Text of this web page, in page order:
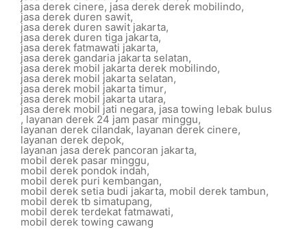
jasa derek cinere, jasa derek derek mobilindo,
jasa derek duren sawit,
jasa derek duren sawit jakarta,
jasa derek duren tiga jakarta,
jasa derek fatmawati jakarta,
jasa derek gandaria jakarta selatan,
jasa derek mobil jakarta derek mobilindo,
jasa derek mobil jakarta selatan,
jasa derek mobil jakarta timur,
jasa derek mobil jakarta utara,
jasa derek mobil jati negara, jasa towing lebak bulus
, layanan derek 24 jam pasar minggu,
layanan derek cilandak, layanan derek cinere,
layanan derek depok,
layanan jasa derek pancoran jakarta,
mobil derek pasar minggu,
mobil derek pondok indah,
mobil derek puri kembangan,
mobil derek setia budi jakarta, mobil derek tambun,
mobil derek tb simatupang,
mobil derek terdekat fatmawati,
mobil derek towing cawang